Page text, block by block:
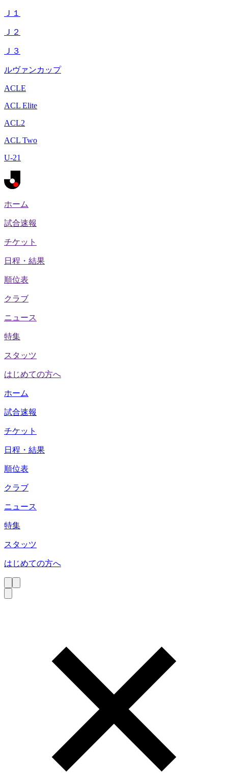
Ｊ１
Ｊ２
Ｊ３
ルヴァンカップ
ACLE
ACL Elite
ACL2
ACL Two
U-21
ホーム
試合速報
チケット
日程・結果
順位表
クラブ
ニュース
特集
スタッツ
はじめての方へ
ホーム
試合速報
チケット
日程・結果
順位表
クラブ
ニュース
特集
スタッツ
はじめての方へ